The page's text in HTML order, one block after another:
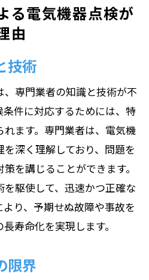
る電気機器点検が
由
技術
専門業者の知識と技術が不
件に対応するためには、特
ます。専門業者は、電気機
深く理解しており、問題を
を講じることができます。
駆使して、迅速かつ正確な
り、予期せぬ故障や事故を
寿命化を実現します。
限界